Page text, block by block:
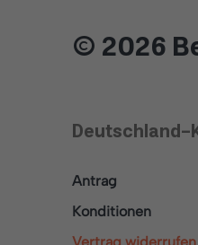
© 2026
Antrag
Konditionen